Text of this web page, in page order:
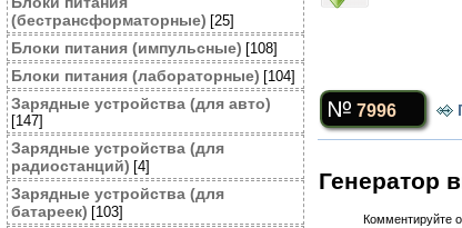
(бестрансформаторные) [25]
Блоки питания (импульсные) [108]
Блоки питания (лабораторные) [104]
Зарядные устройства (для авто)
[147]
Зарядные устройства (для
радиостанций) [4]
Зарядные устройства (для
батареек) [103]
7996
Генератор
Комментируйте